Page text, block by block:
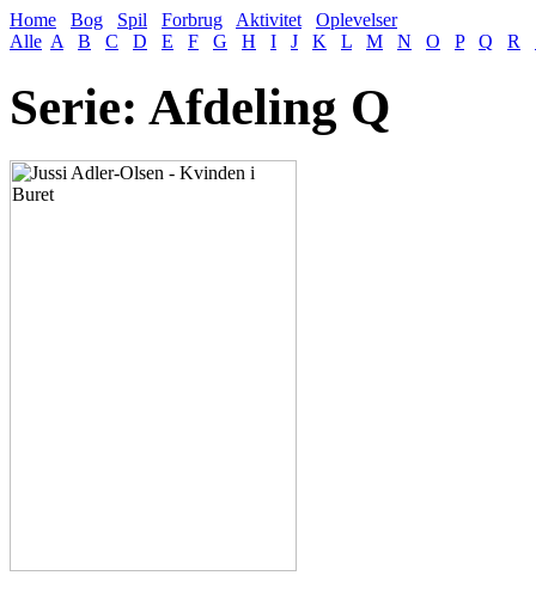
Home Bog Spil Forbrug Aktivitet
Oplevelser
Alle A B C D E F G H I J K L M N O P Q R
Serie: Afdeling Q